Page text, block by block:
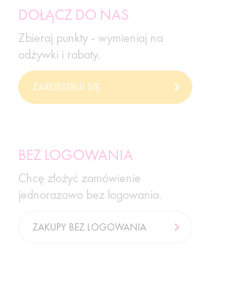
DOŁĄCZ DO NAS
Zbieraj punkty - wymieniaj na
odżywki i rabaty.
ZAREJESTRUJ SIĘ
BEZ LOGOWANIA
Chcę złożyć zamówienie
jednorazowo bez logowania.
ZAKUPY BEZ LOGOWANIA